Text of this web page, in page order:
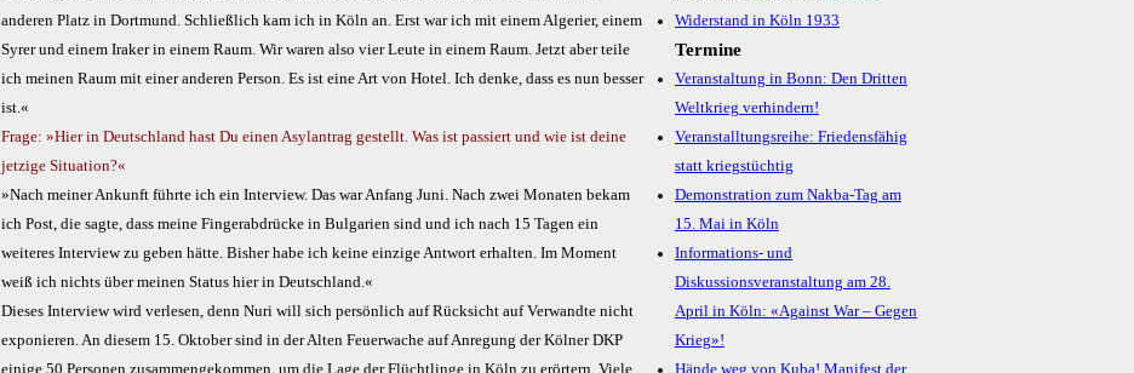
anderen Platz in Dortmund. Schließlich kam ich in Köln an. Erst war ich mit einem Algerier, einem
Syrer und einem Iraker in einem Raum. Wir waren also vier Leute in einem Raum. Jetzt aber teile
ich meinen Raum mit einer anderen Person. Es ist eine Art von Hotel. Ich denke, dass es nun besser
ist.«
Frage: »Hier in Deutschland hast Du einen Asylantrag gestellt. Was ist passiert und wie ist deine
jetzige Situation?«
»Nach meiner Ankunft führte ich ein Interview. Das war Anfang Juni. Nach zwei Monaten bekam
ich Post, die sagte, dass meine Fingerabdrücke in Bulgarien sind und ich nach 15 Tagen ein
weiteres Interview zu geben hätte. Bisher habe ich keine einzige Antwort erhalten. Im Moment
weiß ich nichts über meinen Status hier in Deutschland.«
Dieses Interview wird verlesen, denn Nuri will sich persönlich auf Rücksicht auf Verwandte nicht
exponieren. An diesem 15. Oktober sind in der Alten Feuerwache auf Anregung der Kölner DKP
einige 50 Personen zusammengekommen, um die Lage der Flüchtlinge in Köln zu erörtern. Viele
Widerstand in Köln 1933
Termine
Veranstaltung in Bonn: Den Dritten
Weltkrieg verhindern!
Veranstalltungsreihe: Friedensfähig
statt kriegstüchtig
Demonstration zum Nakba-Tag am
15. Mai in Köln
Informations- und
Diskussionsveranstaltung am 28.
April in Köln: «Against War – Gegen
Krieg»!
Hände weg von Kuba! Manifest der